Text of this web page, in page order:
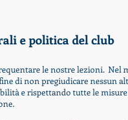
e politica del club
le nostre lezioni. Nel
di non pregiudicare nessun
e rispettando tutte le